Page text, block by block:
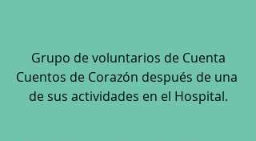
Cuentos de Corazón después de una
de sus actividades en el Hospital.